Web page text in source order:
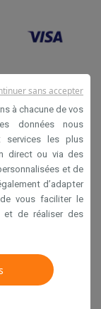
4 "T Sas",
à chacune de vos
données nous
services les plus
direct ou via des
et de
d’adapter
vous faciliter le
et de réaliser des
sans accepter